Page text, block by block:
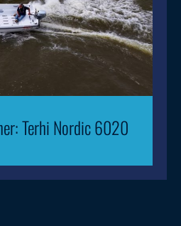
Terhi Nordic 6020